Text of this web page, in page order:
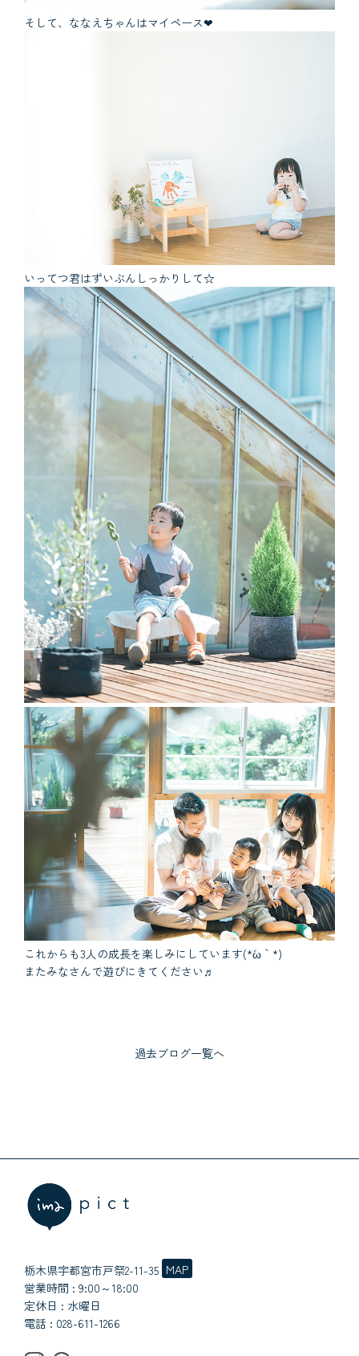
そして、ななえちゃんはマイペース❤
いってつ君はずいぶんしっかりして☆
これからも3人の成長を楽しみにしています(*´ω｀*)
またみなさんで遊びにきてください♬
過去ブログ一覧へ
栃木県宇都宮市戸祭2-11-35 MAP
営業時間 : 9:00～18:00
定休日 : 水曜日
電話 : 028-611-1266